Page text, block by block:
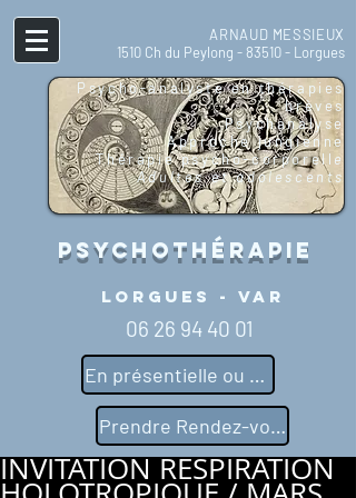
ARNAUD MESSIEUX
1510 Ch du Peylong - 83510 - Lorgues
Psycho-analyste en thérapies
brèves
Psychanalyse
Approche jungienne
Thérapie psycho-corporell e
Adultes et adolescents
Psychothérapie
Lorgues - Var
06 26 94 40 01
En présentielle ou distancielle
Prendre Rendez-vous
INVITATION RESPIRATION